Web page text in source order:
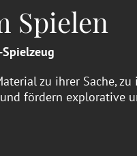
Spielen
zu ihrer Sache,
fördern explorative